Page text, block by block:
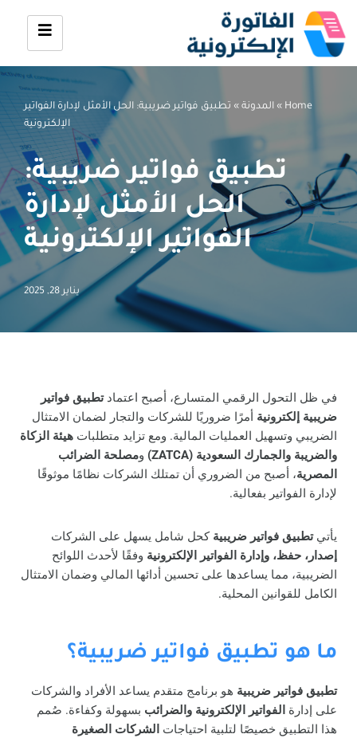
تخطى
Home
» المدونة » تطبيق فواتير ضريبية: الحل الأمثل لإدارة الفواتير
الإلكترونية
تطبيق فواتير ضريبية:
الحل الأمثل لإدارة
الفواتير الإلكترونية
يناير 28, 2025
في ظل التحول الرقمي المتسارع، أصبح اعتمادتطبيق فواتير
ضريبية إلكترونية أمرًا ضروريًا للشركات والتجار لضمان الامتثال
الضريبي وتسهيل العمليات المالية. ومع تزايد متطلبات هيئة الزكاة
والضريبة والجمارك السعودية (ZATCA)
ومصلحة الضرائب
المصرية، أصبح من الضروري أن تمتلك الشركات نظامًا موثوقًا
لإدارة الفواتير بفعالية.
يأتيتطبيق فواتير ضريبية كحل شامل يسهل على الشركات
إصدار، حفظ، وإدارة الفواتير الإلكترونية وفقًا لأحدث اللوائح
الضريبية، مما يساعدها على تحسين أدائها المالي وضمان الامتثال
الكامل للقوانين المحلية.
ما هو تطبيق فواتير ضريبية؟
تطبيق فواتير ضريبية هو برنامج متقدم يساعد الأفراد والشركات
على إدارة الفواتير الإلكترونية والضرائب بسهولة وكفاءة. صُمم
هذا التطبيق خصيصًا لتلبية احتياجات الشركات الصغيرة